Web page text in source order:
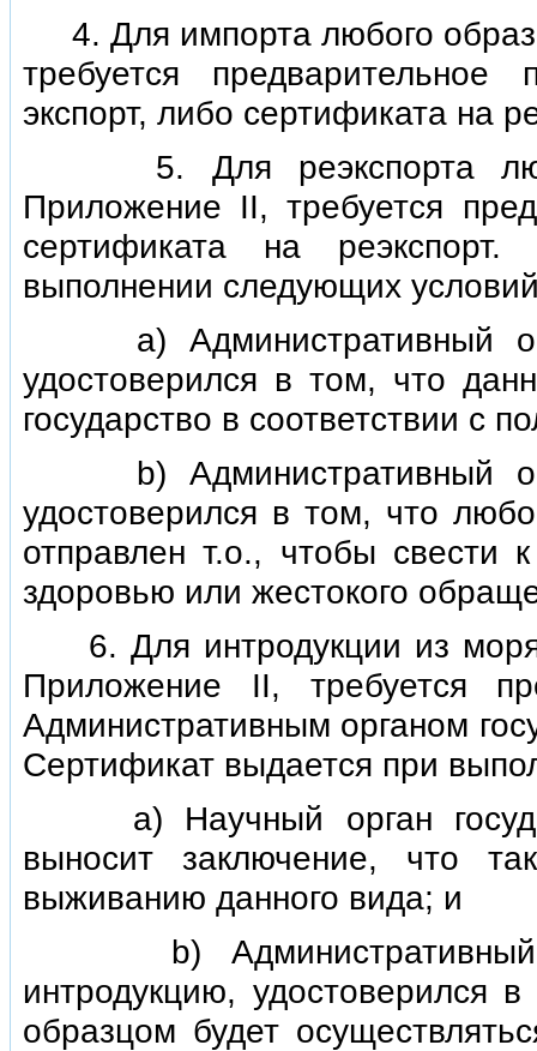
4. Для импорта любого
требуется
экспорт, либо сертификата на
5. Для реэкспорта
Приложение II, требуется
сертификата на
выполнении следующих
а) Административный
удостоверился в том, что
государство в соответствии с
b) Административный
удостоверился в том, что
отправлен т.о., чтобы свести
здоровью или жестокого
6. Для интродукции из моря
Приложение II, требуется
Административным органом
Сертификат выдается при
а) Научный орган
выносит заключение, что
выживанию данного вида; и
b) Административный
интродукцию,
образцом будет